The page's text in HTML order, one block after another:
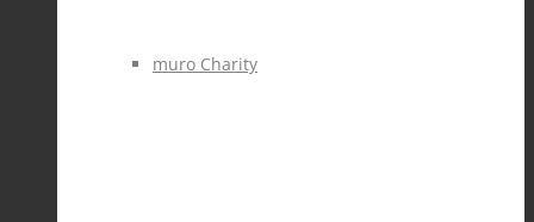
muro Charity